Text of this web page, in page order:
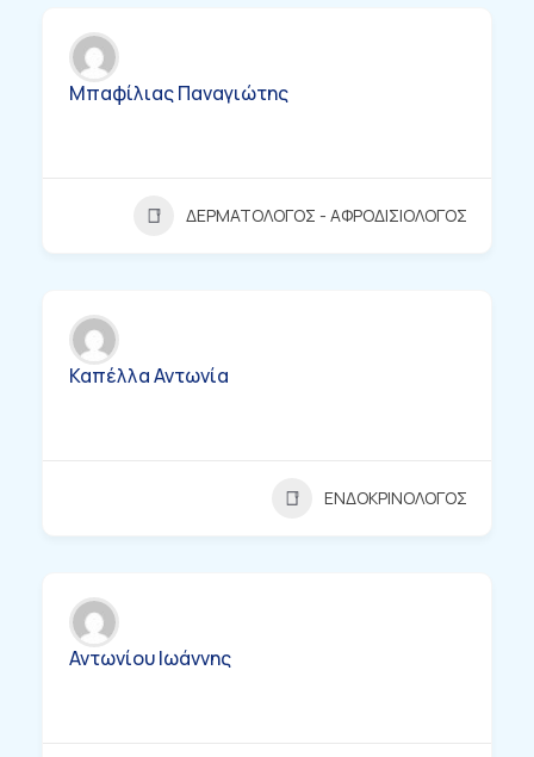
Μπαφίλιας Παναγιώτης
ΔΕΡΜΑΤΟΛΟΓΟΣ - ΑΦΡΟΔΙΣΙΟΛΟΓΟΣ
Καπέλλα Αντωνία
ΕΝΔΟΚΡΙΝΟΛΟΓΟΣ
Αντωνίου Ιωάννης